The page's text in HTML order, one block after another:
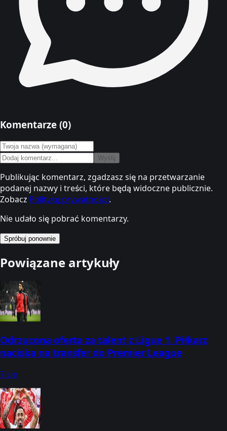
Komentarze (0)
Wyślij
Publikując komentarz, zgadzasz się na przetwarzanie
podanej nazwy i treści, które będą widoczne publicznie.
Zobacz Politykę prywatności.
Nie udało się pobrać komentarzy.
Spróbuj ponownie
Powiązane artykuły
Odrzucona oferta za talent z Ligue 1. Piłkarz
naciska na transfer do Premier League
7 sie